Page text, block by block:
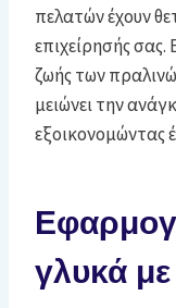
πελατών έχουν
επιχείρησής
ζωής των
μειώνει την
εξοικονομώντας
γλυκά